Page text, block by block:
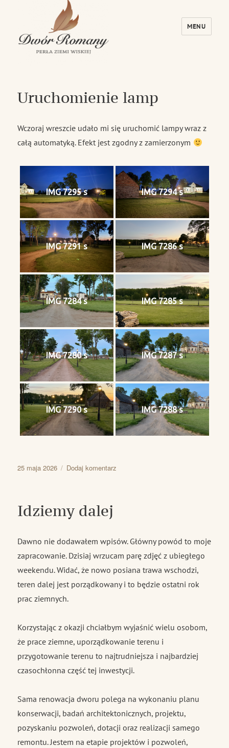
MENU
Uruchomienie lamp
Wczoraj wreszcie udało mi się uruchomić lampy wraz z
całą automatyką. Efekt jest zgodny z zamierzonym
IMG 7295 s IMG 7294 s
IMG 7291 s IMG 7286 s
IMG 7284 s IMG 7285 s
IMG 7280 s IMG 7287 s
IMG 7290 s IMG 7288 s
Data
25 maja 2026 Dodaj komentarz
Idziemy dalej
Dawno nie dodawałem wpisów. Główny powód to moje
zapracowanie. Dzisiaj wrzucam parę zdjęć z ubiegłego
weekendu. Widać, że nowo posiana trawa wschodzi,
teren dalej jest porządkowany i to będzie ostatni rok
prac ziemnych.
Korzystając z okazji chciałbym wyjaśnić wielu osobom,
że prace ziemne, uporządkowanie terenu i
przygotowanie terenu to najtrudniejsza i najbardziej
czasochłonna część tej inwestycji.
Sama renowacja dworu polega na wykonaniu planu
konserwacji, badań architektonicznych, projektu,
pozyskaniu pozwoleń, dotacji oraz realizacji samego
remontu. Jestem na etapie projektów i pozwoleń,